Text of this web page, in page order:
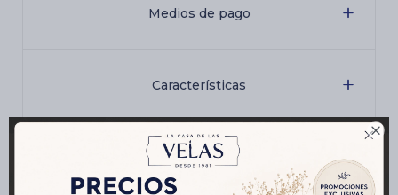

Medios de pago
Características